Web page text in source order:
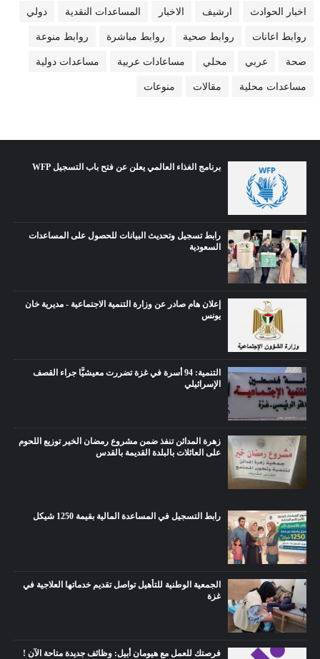
اخبار الحوادث
ارشيف الاخبار المساعدات النقدية دولي
روابط اعانات روابط صحية روابط مباشرة روابط منوعة
صحة عربي محلي مساعادات عربية مساعدات دولية
مساعدات محلية مقالات منوعات
برنامج الغذاء العالمي يعلن عن فتح باب التسجيل WFP
رابط تسجيل وتحديث البيانات للحصول على المساعدات
السعودية
إعلان هام صادر عن وزارة التنمية الاجتماعية - مديرية خان
يونس
التنمية: 94 أسرة في غزة تضررت معيشيًّا جراء القصف
الإسرائيلي
زهرة المدائن تنفذ ضمن مشروع رمضان الخير توزيع اللحوم
على العائلات بالبلدة القديمة بالقدس
رابط التسجيل في المساعدة المالية بقيمة 1250 شيكل
الجمعية الوطنية للتأهيل تواصل تقديم خدماتها العلاجية في
غزة
فرصتك للعمل مع هيومان أبيل: وظائف جديدة متاحة الآن !